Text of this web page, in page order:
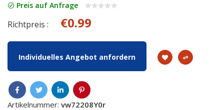
Preis auf Anfrage
Richtpreis : €0.99
Individuelles Angebot anfordern
Artikelnummer: vw72208Y0r